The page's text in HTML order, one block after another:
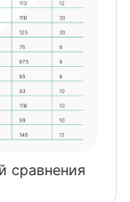
сравнения